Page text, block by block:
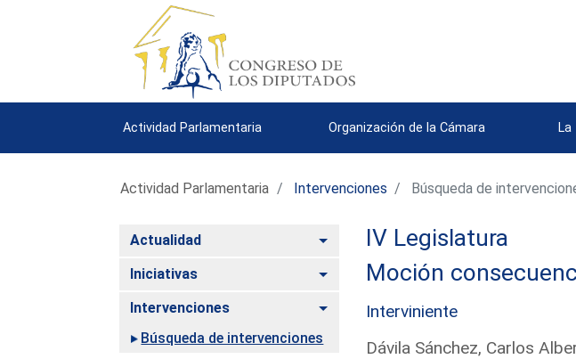
Actividad Parlamentaria Organización de la Cámara
Actividad Parlamentaria Intervenciones Búsqueda de
Actualidad Alternar
Iniciativas Alternar
Intervenciones
Alternar
Búsqueda de intervenciones
IV Legislatura
Moción
Interviniente
Dávila Sánchez, Carlos